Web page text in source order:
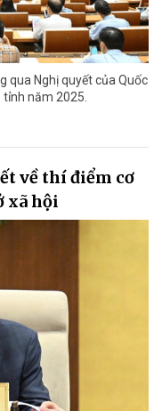
qua Nghị quyết của Quốc
năm 2025.
về thí điểm cơ
xã hội